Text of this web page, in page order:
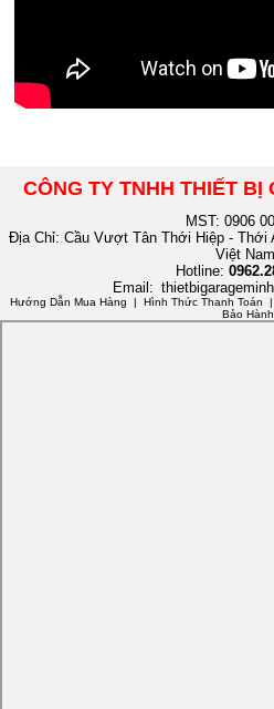
CÔNG TY TNHH THIẾT BỊ
MST: 0906
Địa Chỉ: Cầu Vượt Tân Thới Hiệp - Thới
Việt Nam
Hotline:
Email:
Hướng Dẫn Mua Hàng | Hình Thức Thanh Toán
Bảo Hành